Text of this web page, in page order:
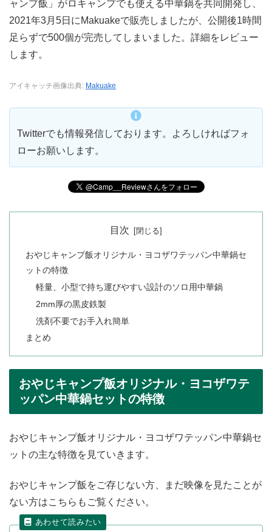
ャンプ飯」がロキャンプでも使える中華鍋を共同開発し、
2021年3月5日にMakuakeで販売しましたが、公開後1時間
足らずで500個が完売してしまいました。詳細をレビュー
します。
アイキャッチ画像出典: Makuake
Twitterでも情報発信しております。よろしければフォ
ローお願いします。
目次
おやじキャンプ飯オリジナル・ヨコザワテッパン中華鍋セ
ットの特徴
軽量、小型で持ち運びやすい設計のソロ用中華鍋
2mm厚の黒皮鉄製
洗剤不要でお手入れ簡単
まとめ
おやじキャンプ飯オリジナル・ヨコザワテ
ッパン中華鍋セットの特徴
おやじキャンプ飯オリジナル・ヨコザワテッパン中華鍋セ
ットの主な特徴を見ていきます。
おやじキャンプ飯をご存じない方、まだ映像を見たことが
ない方はこちらもご覧ください。